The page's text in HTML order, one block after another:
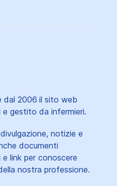
dal 2006 il sito web
gestito da infermieri.
notizie e
documenti
e link per conoscere
nostra professione.